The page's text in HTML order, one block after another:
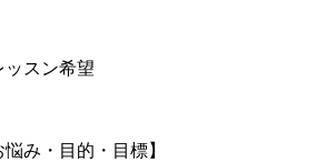
スン希望
み・目的・目標】